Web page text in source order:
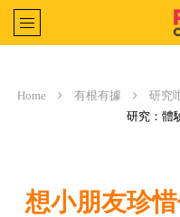
Home 有根有據 研究
研究：體
想小朋友珍